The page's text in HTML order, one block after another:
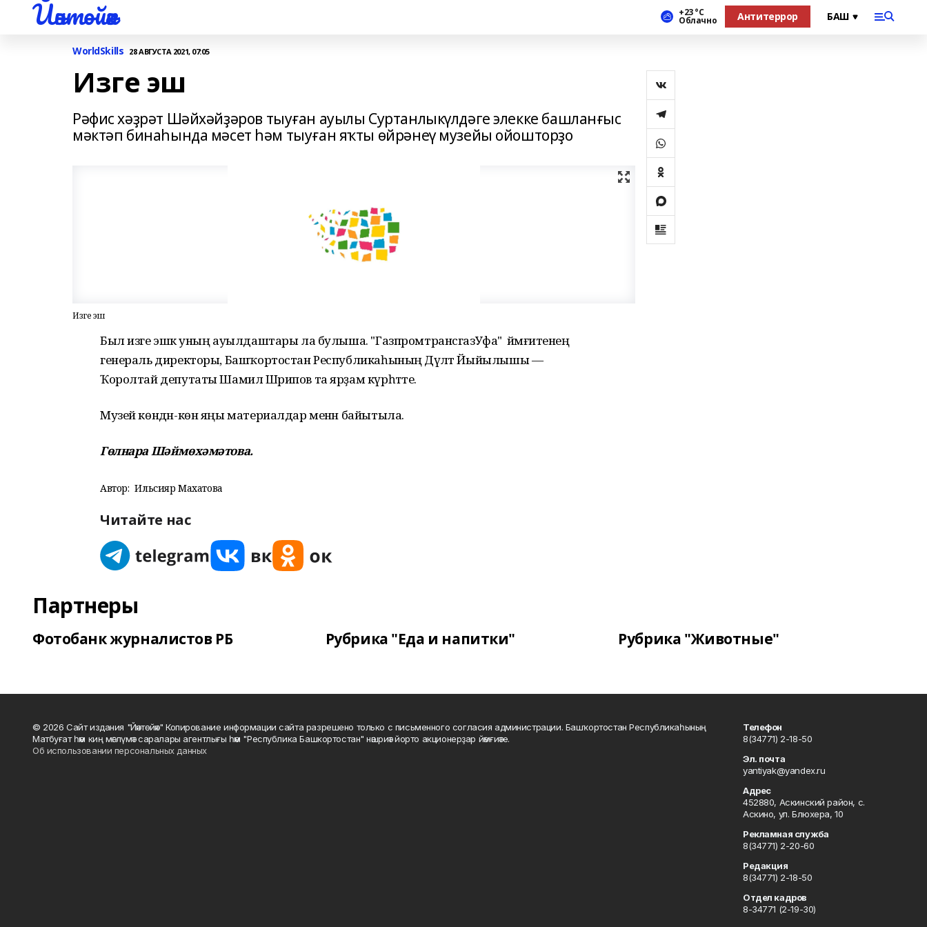
Йәнтөйәк +23 °С
Облачно Антитеррор
WorldSkills 28 АВГУСТА 2021, 07:05
Изге эш
Рәфис хәҙрәт Шәйхәйҙәров тыуған ауылы Суртанлыкүлдәге элекке башланғыс
мәктәп бинаһында мәсет һәм тыуған яҡты өйрәнеү музейы ойошторҙо
Изге эш
Был изге эшкә уның ауылдаштары ла булыша. "ГазпромтрансгазУфа" йәмғиәтенең
генераль директоры, Башҡортостан Республикаһының Дәүләт Йыйылышы —
Ҡоролтай депутаты Шамил Шәрипов та ярҙам күрһәтте.
Музей көндән-көн яңы материалдар менән байытыла.
Гөлнара Шәймөхәмәтова.
Автор: Ильсияр Махатова
Читайте нас
Партнеры
Фотобанк журналистов РБ Рубрика "Еда и напитки" Рубрика "Животные"
© 2026 Сайт издания "Йәнтөйәк" Копирование информации сайта разрешено только с письменного согласия администрации. Башҡортостан Республикаһының
Матбуғат һәм киң мәғлүмәт саралары агентлығы һәм "Республика Башкортостан" нәшриәт йорто акционерҙар йәмғиәте.
Об использовании персональных данных
Телефон
8(34771) 2-18-50
Эл. почта
yantiyak@yandex.ru
Адрес
452880, Аскинский район, с.
Аскино, ул. Блюхера, 10
Рекламная служба
8(34771) 2-20-60
Редакция
8(34771) 2-18-50
Отдел кадров
8-34771 (2-19-30)